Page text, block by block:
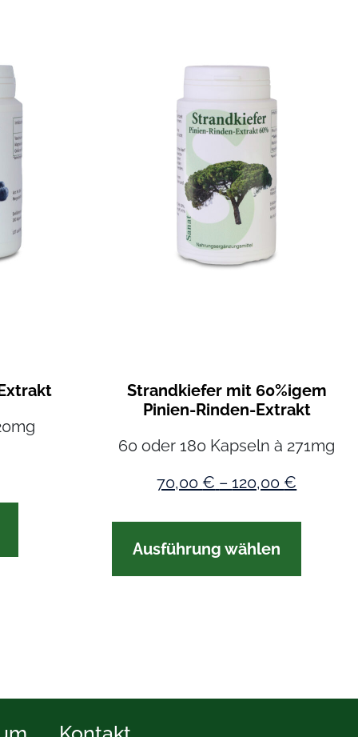
Strandkiefer mit 60%igem
Pinien-Rinden-Extrakt
60 oder 180 Kapseln à 271mg
70,00€ – 120,00€
Ausführung wählen